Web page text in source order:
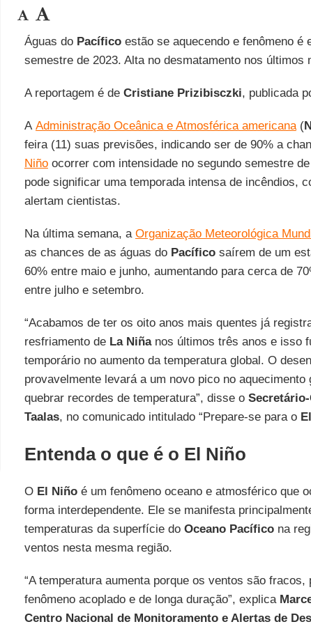
Águas do Pacíficoestão se aquecendo e fenômeno é
semestre de 2023. Alta no desmatamento nos últimos
A reportagem é de Cristiane Prizibisczki, publicada
A Administração Oceânica e Atmosférica americana(
feira (11) suas previsões, indicando ser de 90% a
Niñoocorrer com intensidade no segundo semestre
pode significar uma temporada intensa de incêndios,
alertam cientistas.
Na última semana, a Organização Meteorológica
as chances de as águas do Pacíficosaírem de um
60% entre maio e junho, aumentando para cerca de
entre julho e setembro.
“Acabamos de ter os oito anos mais quentes já
resfriamento de La Niñanos últimos três anos e isso
temporário no aumento da temperatura global. O
provavelmente levará a um novo pico no
quebrar recordes de temperatura”, disse o
Taalas, no comunicado intitulado “Prepare-se para o
Entenda o que é o El Niño
O El Niñoé um fenômeno oceano e atmosférico que
forma interdependente. Ele se manifesta
temperaturas da superfície do Oceano Pacíficona
ventos nesta mesma região.
“A temperatura aumenta porque os ventos são
fenômeno acoplado e de longa duração”, explica
Centro Nacional de Monitoramento e Alertas de